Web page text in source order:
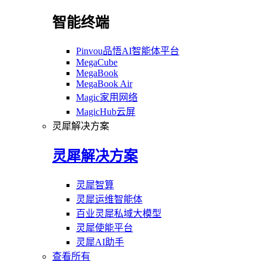
智能终端
Pinvou品悟AI智能体平台
MegaCube
MegaBook
MegaBook Air
Magic家用网络
MagicHub云屏
灵犀解决方案
灵犀解决方案
灵犀智算
灵犀运维智能体
百业灵犀私域大模型
灵犀使能平台
灵犀AI助手
查看所有